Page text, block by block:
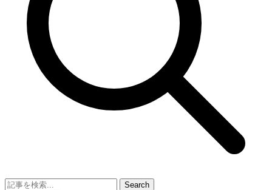
Search